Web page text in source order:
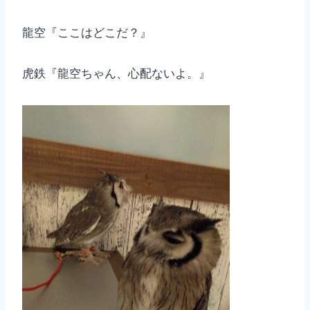
龍空『ここはどこだ？』
虎鉄『龍空ちゃん、心配ないよ。』